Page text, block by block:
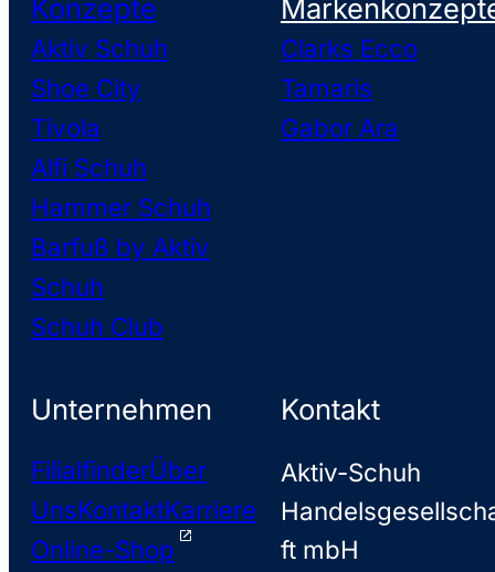
Konzepte
Aktiv Schuh
Shoe City
Tivola
Alfi Schuh
Hammer Schuh
Barfuß by Aktiv
Schuh
Schuh Club
Clarks Ecco
Tamaris
Gabor Ara
Unternehmen
FilialfinderÜber
UnsKontaktKarriere
Online-Shop
Kontakt
Aktiv-Schuh
ft mbH